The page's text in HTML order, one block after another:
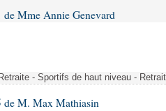
lois
lois
de Mme Annie Genevard
- Sportifs de haut niveau -
de M. Max Mathiasin